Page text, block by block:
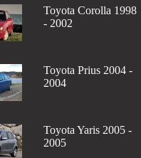
Toyota Corolla 1998
- 2002
Toyota Prius 2004 -
2004
Toyota Yaris 2005 -
2005